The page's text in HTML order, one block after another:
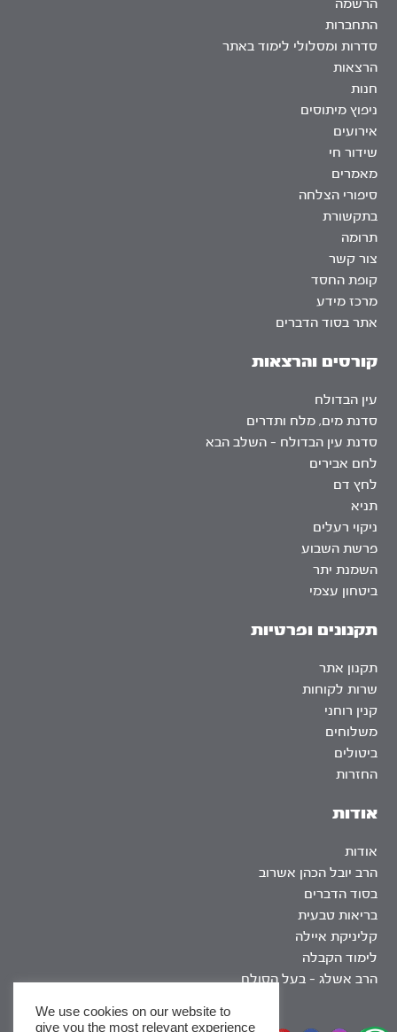
אודות
אודות
הרב יובל הכהן אשרוב
בסוד הדברים
בריאות טבעית
קליניקת איילה
לימוד הקבלה
הרב אשלג – בעל הסולם
הרשמה
התחברות
סדרות ומסלולי לימוד באתר
הרצאות
חנות
ניפוץ מיתוסים
אירועים
שידור חי
מאמרים
סיפורי הצלחה
בתקשורת
תרומה
צור קשר
קופת החסד
מרכז מידע
אתר בסוד הדברים
קורסים והרצאות
עין הבדולח
סדנת מים, מלח ותדרים
סדנת עין הבדולח – השלב הבא
לחם אבירים
לחץ דם
תניא
ניקוי רעלים
פרשת השבוע
השמנת יתר
ביטחון עצמי
תקנונים ופרטיות
תקנון אתר
שרות לקוחות
קנין רוחני
משלוחים
ביטולים
החזרות
We use cookies on our website to
give you the most relevant experience